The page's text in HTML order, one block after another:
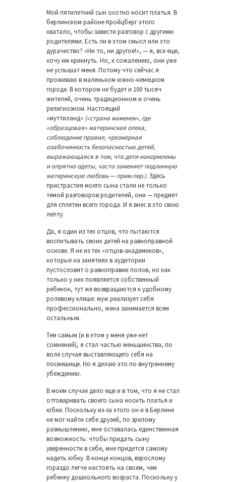
Мой пятилетний сын охотно носит платья. В
берлинском районе Кройцберг этого
хватало, чтобы завести разговор с другими
родителями. Есть ли в этом смысл или это
дурачество? «Ни то, ни другое!», — я, все еще,
хочу им крикнуть. Но, к сожалению, они уже
не услышат меня. Потому что сейчас я
проживаю в маленьком южно-немецком
городе. В котором не будет и 100 тысяч
жителей, очень традиционном и очень
религиозном. Настоящий
«муттиланд» («страна маменек», где
«образцовая» материнская опека,
соблюдение правил, чрезмерная
озабоченность безопасностью детей,
выражающаяся в том, что дети накормлены
и опрятно одеты, часто заменяет подлинную
материнскую любовь—прим.пер.). Здесь
пристрастия моего сына стали не только
темой разговоров родителей, они — предмет
для сплетен всего города. И я внес в это свою
лепту.
Да, я один из тех отцов, что пытаются
воспитывать своих детей на равноправной
основе. Я не из тех «отцов-академиков»,
которые на занятиях в аудитории
пустословят о равноправии полов, но как
только у них появляется собственный
ребенок, тут же возвращаются к удобному
ролевому клише: муж реализует себя
профессионально, жена занимается всем
остальным.
Тем самым (и в этом у меня уже нет
сомнений), я стал частью меньшинства, по
воле случая выставляющего себя на
посмешище. Но я делаю это по внутреннему
убеждению.
В моем случае дело еще и в том, что я не стал
отговаривать своего сына носить платья и
юбки. Поскольку из-за этого он и в Берлине
не мог найти себе друзей, по зрелому
размышлению, мне оставалась единственная
возможность: чтобы придать сыну
уверенности в себе, мне придется самому
надеть юбку. В конце концов, взрослому
гораздо легче настоять на своем, чем
ребенку дошкольного возраста. Поскольку у